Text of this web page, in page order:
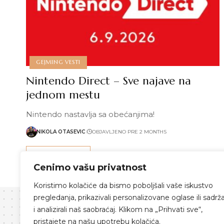
Cenimo vašu privatnost
Koristimo kolačiće da bismo poboljšali vaše iskustvo
pregledanja, prikazivali personalizovane oglase ili
i analizirali naš saobraćaj. Klikom na „Prihvati sve“,
pristajete na našu upotrebu kolačića.
GEJMING VESTI
Nintendo Direct – Sve najave na
jednom mestu
Nintendo nastavlja sa obećanjima!
NIKOLA OTASEVIC OBJAVLJENO PRE 2 MONTHS